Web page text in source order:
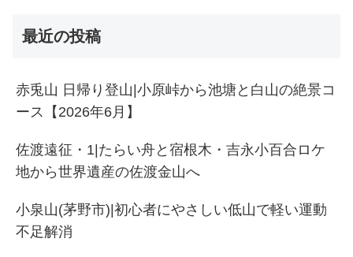
最近の投稿
赤兎山 日帰り登山|小原峠から池塘と白山の絶景コ
ース【2026年6月】
佐渡遠征・1|たらい舟と宿根木・吉永小百合ロケ
地から世界遺産の佐渡金山へ
小泉山(茅野市)|初心者にやさしい低山で軽い運動
不足解消